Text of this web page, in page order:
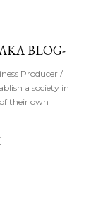
BLOG-
Producer /
a society in
their own